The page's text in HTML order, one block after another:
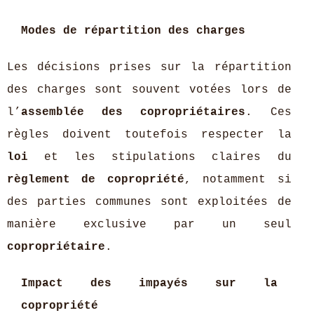
Modes de répartition des charges
Les décisions prises sur la répartition
des charges sont souvent votées lors de
l’ assemblée des copropriétaires . Ces
règles doivent toutefois respecter la
loi et les stipulations claires du
règlement de copropriété, notamment si
des parties communes sont exploitées de
manière exclusive par un seul
copropriétaire .
Impact des impayés sur la
copropriété